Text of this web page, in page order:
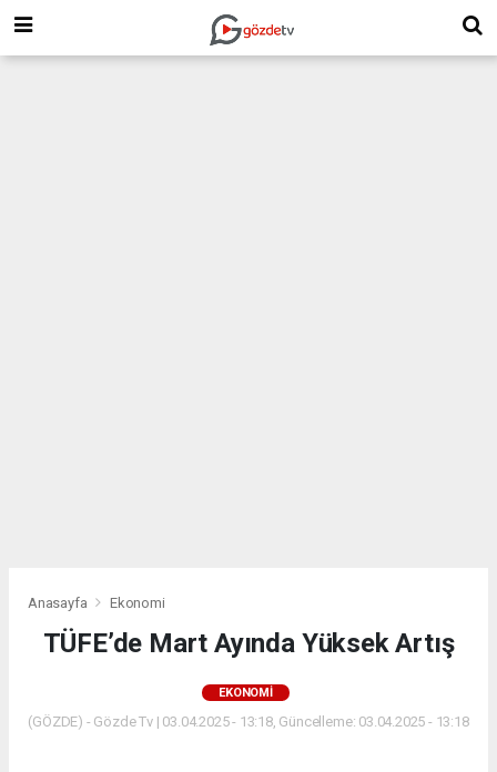
Anasayfa Ekonomi
TÜFE’de Mart Ayında Yüksek Artış
EKONOMI
(GÖZDE) - Gözde Tv | 03.04.2025 - 13:18, Güncelleme: 03.04.2025 - 13:18